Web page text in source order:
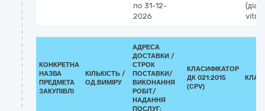
по 31-12-
2026
КОНКРЕТНА
НАЗВА
ПРЕДМЕТА
ЗАКУПІВЛІ
КІЛЬКІСТЬ /
ОД.ВИМІРУ
АДРЕСА
ДОСТАВКИ /
СТРОК
ПОСТАВКИ/
ВИКОНАННЯ
РОБІТ/
НАДАННЯ
ПОСЛУГ:
КЛАСИФІКАТОР
ДК 021:2015
(CPV)